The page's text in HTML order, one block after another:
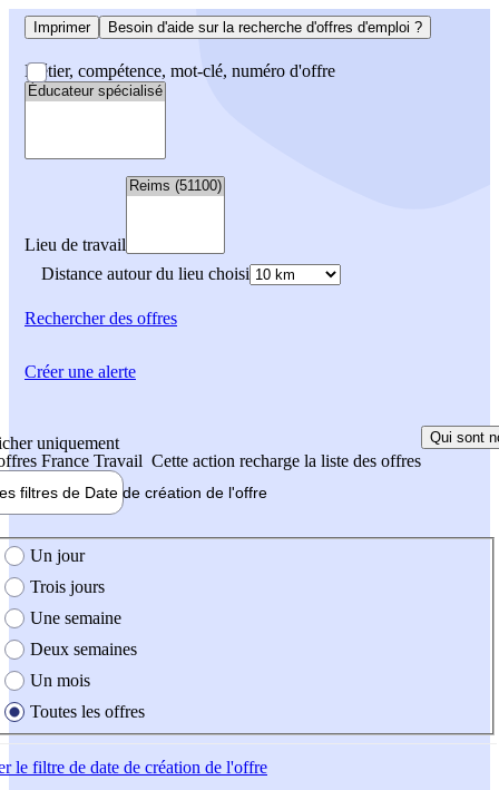
Imprimer Besoin d'aide sur la recherche d'offres d'emploi ?
Métier, compétence, mot-clé, numéro d'offre
Lieu de travail
Distance autour du lieu choisi
Rechercherdes offres
uniquement
France Travail Cette action recharge la liste des offres
Qui sont
filtres de Date de création de l'offre
création de l'offre
Un jour
Trois jours
Une semaine
Deux semaines
Un mois
Toutes les offres
le filtre de date de création de l'offre
Créer une alerte